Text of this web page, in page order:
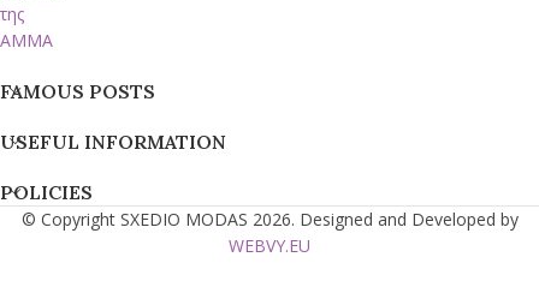
FAMOUS POSTS
USEFUL INFORMATION
POLICIES
© Copyright SXEDIO MODAS 2026. Designed and Developed by
WEBVY.EU